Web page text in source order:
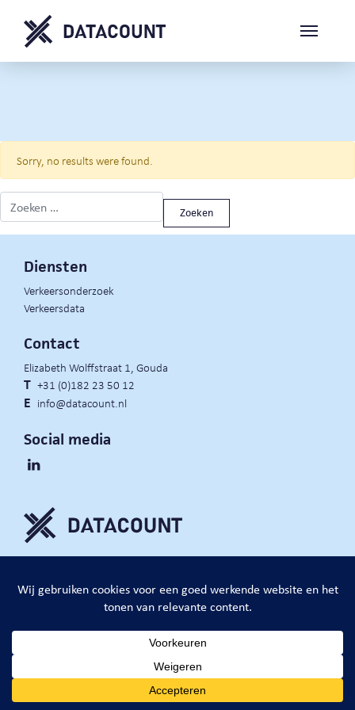
Sorry, no results were found.
Zoeken naar:
Diensten
Verkeersonderzoek
Verkeersdata
Contact
Elizabeth Wolffstraat 1, Gouda
T +31 (0)182 23 50 12
E info@datacount.nl
Social media
DataCount B.V.
privacy policy
algemene voorwaarden